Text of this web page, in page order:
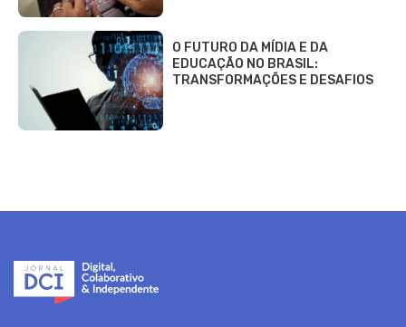
O FUTURO DA MÍDIA E DA
EDUCAÇÃO NO BRASIL:
TRANSFORMAÇÕES E DESAFIOS